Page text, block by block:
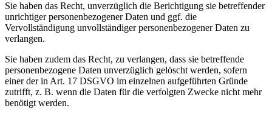
Sie haben das Recht, unverzüglich die Berichtigung sie betreffender
unrichtiger personenbezogener Daten und ggf. die
Vervollständigung unvollständiger personenbezogener Daten zu
verlangen.
Sie haben zudem das Recht, zu verlangen, dass sie betreffende
personenbezogene Daten unverzüglich gelöscht werden, sofern
einer der in Art. 17 DSGVO im einzelnen aufgeführten Gründe
zutrifft, z. B. wenn die Daten für die verfolgten Zwecke nicht mehr
benötigt werden.